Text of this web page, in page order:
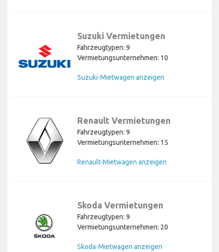
Suzuki Vermietungen
Fahrzeugtypen: 9
Vermietungsunternehmen: 10
Suzuki-Mietwagen anzeigen
Renault Vermietungen
Fahrzeugtypen: 9
Vermietungsunternehmen: 15
Renault-Mietwagen anzeigen
Skoda Vermietungen
Fahrzeugtypen: 9
Vermietungsunternehmen: 20
Skoda-Mietwagen anzeigen